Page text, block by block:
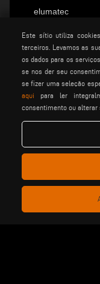
elumatec
motiqa
stuga
voilàp
Português
be the
Este sítio utiliza
terceiros. Levamos as
os dados para os
se nos der seu
se fizer uma seleção
aqui para ler
consentimento ou alterar